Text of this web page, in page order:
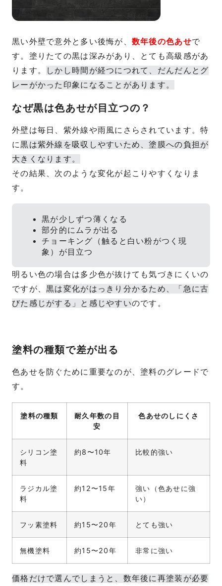
黒い外壁で意外と多い後悔が、 数年後の色あせで
す。塗りたての黒は深みがあり、とても高級感があ
ります。
しかし時間が経つにつれて、だんだんとグ
レーがかった印象になることがあります。
なぜ黒は色あせが目立つの？
外壁は毎日、紫外線や雨風にさらされています。特
に黒は紫外線を吸収しやすいため、塗膜への負担が
大きくなります。
その結果、次のような変化が起こりやすくなりま
す。
黒が少しずつ薄くなる
部分的にムラが出る
チョーキング（触ると白い粉がつく現
象）が目立つ
明るい色の場合は多少色が抜けても気づきにくいの
ですが、黒は変化がはっきり分かるため、「急に古
びた感じがする」と感じやすいのです。
塗料の種類で差が出る
色あせを防ぐために重要なのが、塗料のグレードで
す。
塗料の種類
耐久年数の目
安
色あせのしにくさ
シリコン塗
料
約8〜10年 比較的強い
ラジカル塗
料
約12〜15年
強い（色あせに強
い）
フッ素塗料 約15〜20年 とても強い
無機塗料 約15〜20年 非常に強い
価格だけで選んでしまうと、数年後に再塗装が必要